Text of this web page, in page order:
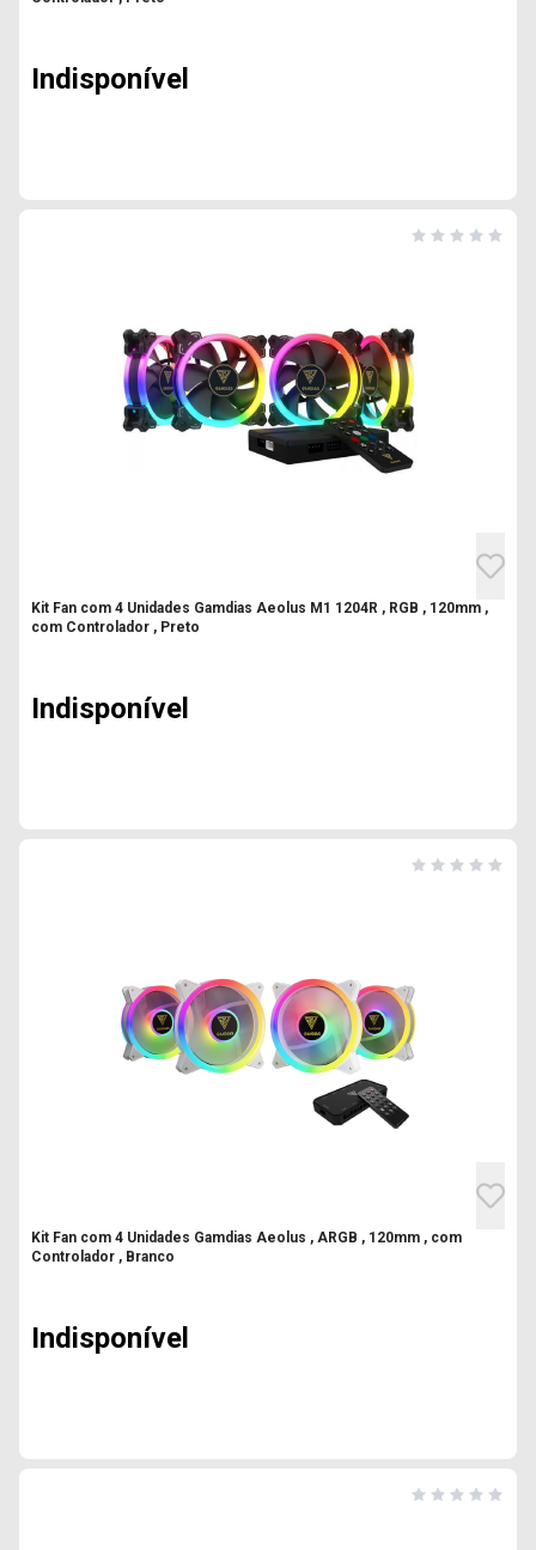
Indisponível
Kit Fan com 4 Unidades Gamdias Aeolus M1 1204R , RGB , 120mm ,
com Controlador , Preto
Indisponível
Kit Fan com 4 Unidades Gamdias Aeolus , ARGB , 120mm , com
Controlador , Branco
Indisponível